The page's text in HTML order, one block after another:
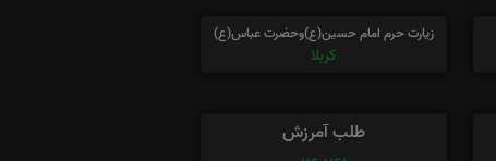
زیارت حرم امام حسین(ع)وحضرت عباس(ع)
کربلا
طلب آمرزش